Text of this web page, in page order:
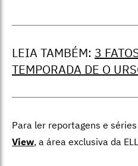
LEIA TAMBÉM: 3
TEMPORADA DE O
Para ler reportagens e
View, a área exclusiva da